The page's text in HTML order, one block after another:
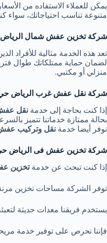
يمكن للعملاء الاستفاده من
متنوعة تناسب احتياجاتك، سواء
شركة تخزين عفش شمال الرياض
تعد هذه الخدمة مثالية للأفراد
لضمان حماية ممتلكاتك طوال
منزلي أو مكتبي.
شركة نقل عفش غرب الرياض حي
إذا كنت بحاجة إلى خدمة نقل
بحالة ممتازة خدماتنا تتميز
نوفر أيضا خدمة نقل وتركيب
شركة تخزين عفش فى الرياض
إذا كنت تبحث عن خدمةتخزين
توفر الشركة مساحات تخزين
يستخدم فريقنا معدات حديثة
فإننا نحرص على توفير خدمة